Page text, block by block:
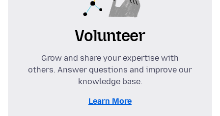
Volunteer
Grow and share your expertise with
others. Answer questions and improve our
knowledge base.
Learn More